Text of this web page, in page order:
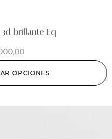
brillante Eq
OPCIONES